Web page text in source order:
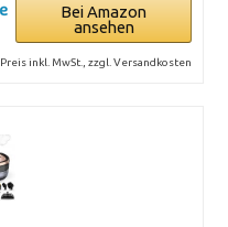
Bei Amazon
ansehen
Preis inkl. MwSt., zzgl. Versandkosten